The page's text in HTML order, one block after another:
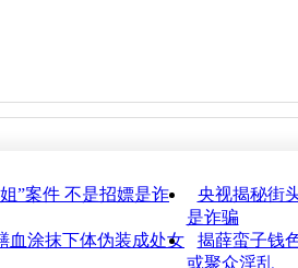
”案件 不是招嫖是诈
央视揭秘街
是诈骗
血涂抹下体伪装成处女
揭薛蛮子钱
或聚众淫乱